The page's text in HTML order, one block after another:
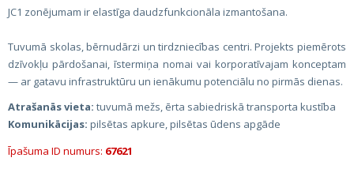
JC1 zonējumam ir elastīga daudzfunkcionāla izmantošana.
Tuvumā skolas, bērnudārzi un tirdzniecības centri. Projekts piemērots
dzīvokļu pārdošanai, īstermiņa nomai vai korporatīvajam konceptam
— ar gatavu infrastruktūru un ienākumu potenciālu no pirmās dienas.
Atrašanās vieta: tuvumā mežs, ērta sabiedriskā transporta kustība
Komunikācijas: pilsētas apkure, pilsētas ūdens apgāde
Īpašuma ID numurs: 67621